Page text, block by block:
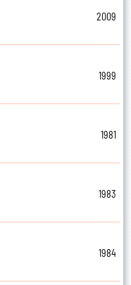
2009
1999
1981
1983
1984